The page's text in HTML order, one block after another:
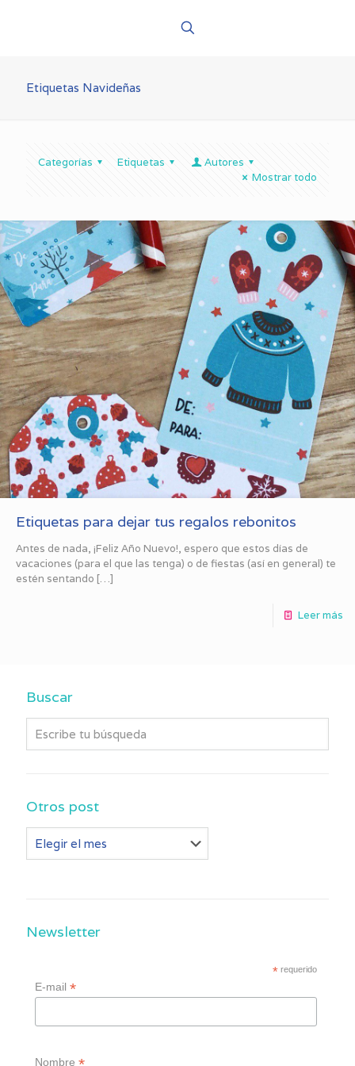
Etiquetas Navideñas
Categorías Etiquetas
Autores
Mostrar todo
Etiquetas para dejar tus regalos rebonitos
Antes de nada, ¡Feliz Año Nuevo!, espero que estos días de
vacaciones (para el que las tenga) o de fiestas (así en general) te
estén sentando […]
Leer más
Buscar
Otros post
post
Newsletter
* requerido
E-mail*
Nombre